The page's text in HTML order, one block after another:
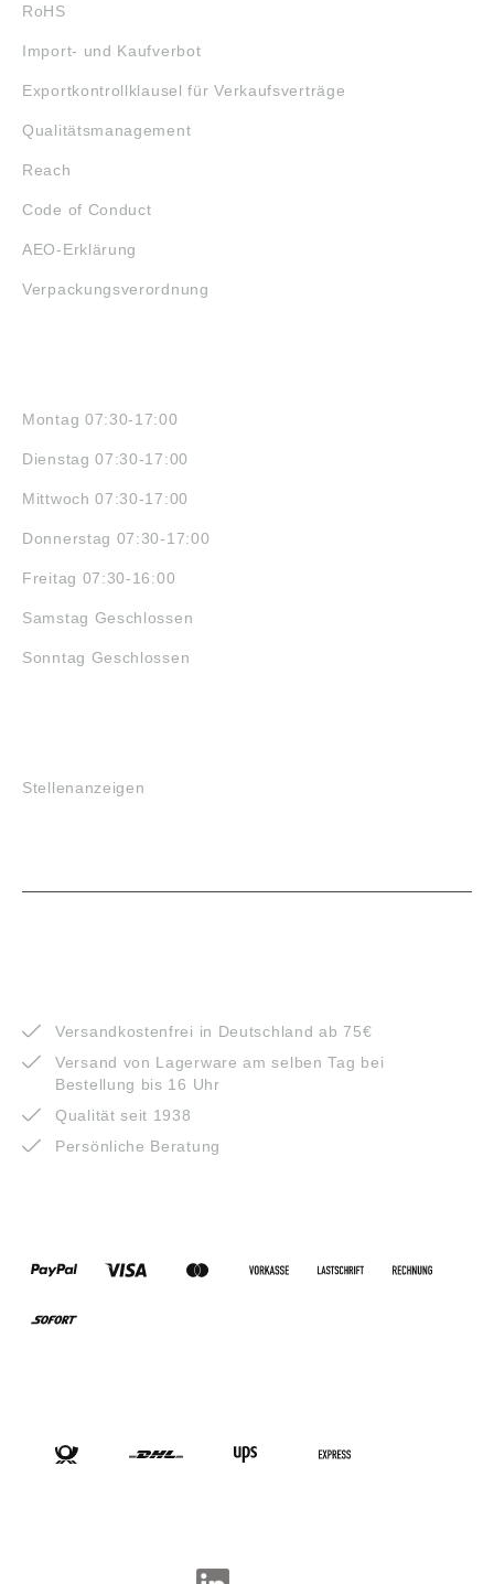
RoHS
Import- und Kaufverbot
Exportkontrollklausel für Verkaufsverträge
Qualitätsmanagement
Reach
Code of Conduct
AEO-Erklärung
Verpackungsverordnung
Montag 07:30-17:00
Dienstag 07:30-17:00
Mittwoch 07:30-17:00
Donnerstag 07:30-17:00
Freitag 07:30-16:00
Samstag Geschlossen
Sonntag Geschlossen
Stellenanzeigen
Versandkostenfrei in Deutschland ab 75€
Versand von Lagerware am selben Tag bei
Bestellung bis 16 Uhr
Qualität seit 1938
Persönliche Beratung